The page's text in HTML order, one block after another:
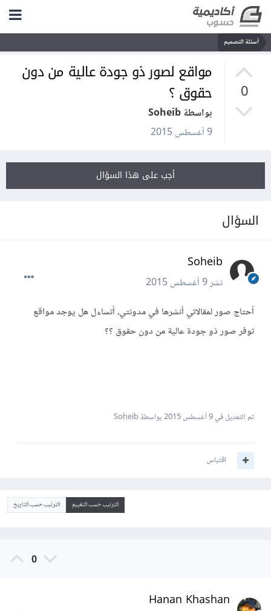
أسئلة التصميم
0
مواقع لصور ذو جودة عالية من دون
حقوق ؟
بواسطة Soheib
9 أغسطس 2015
أجب على هذا السؤال
السؤال
Soheib
نشر9 أغسطس 2015
أحتاج صور لمقالاتي أنشرها في مدونتي، أتساءل هل يوجد مواقع
توفر صور ذو جودة عالية من دون حقوق ؟؟
تم التعديل في9 أغسطس 2015 بواسطة Soheib
اقتباس
الترتيب حسب التقييم الترتيب حسب التاريخ
0
Hanan Khashan